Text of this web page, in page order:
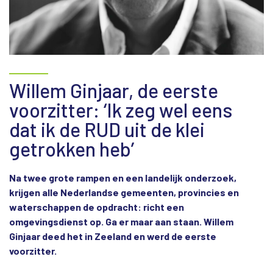
Willem Ginjaar, de eerste
voorzitter: ‘Ik zeg wel eens
dat ik de RUD uit de klei
getrokken heb’
Na twee grote rampen en een landelijk onderzoek,
krijgen alle Nederlandse gemeenten, provincies en
waterschappen de opdracht: richt een
omgevingsdienst op. Ga er maar aan staan. Willem
Ginjaar deed het in Zeeland en werd de eerste
voorzitter.